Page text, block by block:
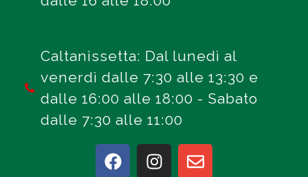
Caltanissetta: Dal lunedì al
venerdì dalle 7:30 alle 13:30 e
dalle 16:00 alle 18:00 - Sabato
dalle 7:30 alle 11:00